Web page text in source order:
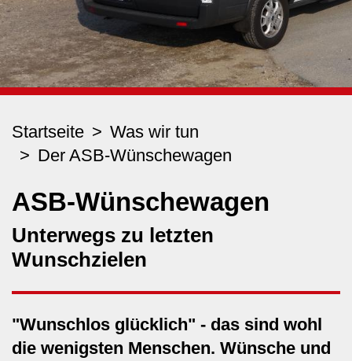
Startseite
Was wir tun
Der ASB-Wünschewagen
ASB-Wünschewagen
Unterwegs zu letzten
Wunschzielen
"Wunschlos glücklich" - das sind wohl
die wenigsten Menschen. Wünsche und